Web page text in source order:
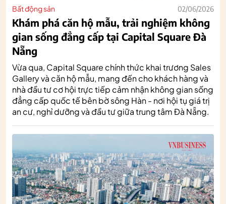
Bất động sản 02/06/2026
Khám phá căn hộ mẫu, trải nghiệm không
gian sống đẳng cấp tại Capital Square Đà
Nẵng
Vừa qua, Capital Square chính thức khai trương Sales
Gallery và căn hộ mẫu, mang đến cho khách hàng và
nhà đầu tư cơ hội trực tiếp cảm nhận không gian sống
đẳng cấp quốc tế bên bờ sông Hàn - nơi hội tụ giá trị
an cư, nghỉ dưỡng và đầu tư giữa trung tâm Đà Nẵng.